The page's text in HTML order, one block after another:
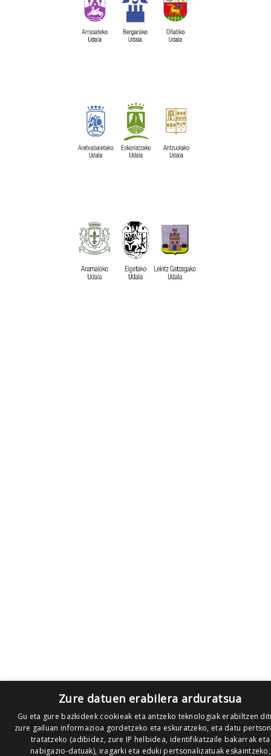
Zure datuen erabilera arduratsua
Gu eta gure bazkideek cookieak eta antzeko teknologiak erabiltzen
zure gailuan informazioa gordetzeko eta eskuratzeko, eta datu
tratatzeko (adibidez, zure IP helbidea, identifikatzaile bakarrak eta
nabigazio-datuak), iragarki eta eduki pertsonalizatuak eskaintzeko,